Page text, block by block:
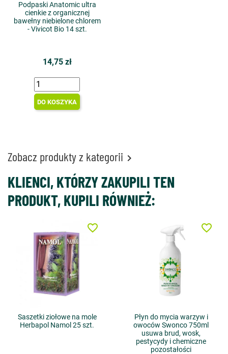
Podpaski Anatomic ultra
cienkie z organicznej
bawełny niebielone chlorem
- Vivicot Bio 14 szt.
14,75 zł
DO KOSZYKA
Zobacz produkty z kategorii 
KLIENCI, KTÓRZY ZAKUPILI TEN
PRODUKT, KUPILI RÓWNIEŻ:
Saszetki ziołowe na mole
Herbapol Namol 25 szt.
favorite_border
Płyn do mycia warzyw i
owoców Swonco 750ml
usuwa brud, wosk,
pestycydy i chemiczne
pozostałości
favorite_border